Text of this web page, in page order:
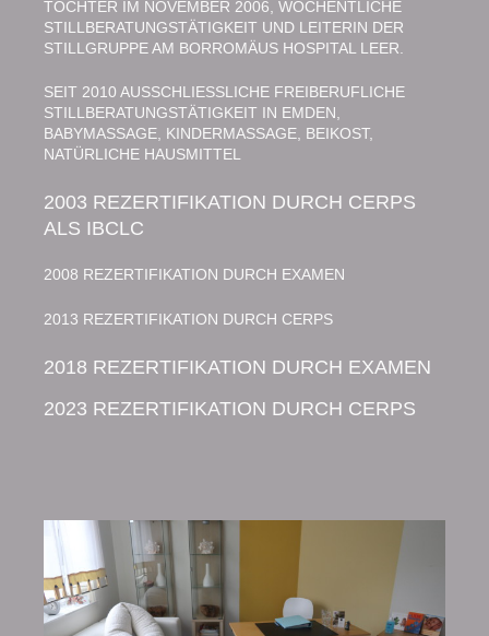
TOCHTER IM NOVEMBER 2006, WÖCHENTLICHE
STILLBERATUNGSTÄTIGKEIT UND LEITERIN DER
STILLGRUPPE AM BORROMÄUS HOSPITAL LEER.
SEIT 2010 AUSSCHLIESSLICHE FREIBERUFLICHE
STILLBERATUNGSTÄTIGKEIT IN EMDEN,
BABYMASSAGE, KINDERMASSAGE, BEIKOST,
NATÜRLICHE HAUSMITTEL
2003 REZERTIFIKATION DURCH CERPS
ALS IBCLC
2008 REZERTIFIKATION DURCH EXAMEN
2013 REZERTIFIKATION DURCH CERPS
2018 REZERTIFIKATION DURCH EXAMEN
2023 REZERTIFIKATION DURCH CERPS